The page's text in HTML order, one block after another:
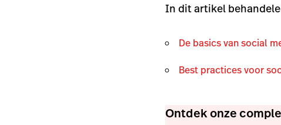
In dit artikel
De basics van social
Best practices voor
Ontdek onze